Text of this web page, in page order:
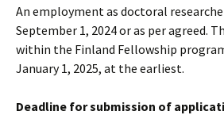
An employment as doctoral
September 1, 2024 or as per agreed.
within the Finland Fellowship
January 1, 2025, at the earliest.
Deadline for submission of